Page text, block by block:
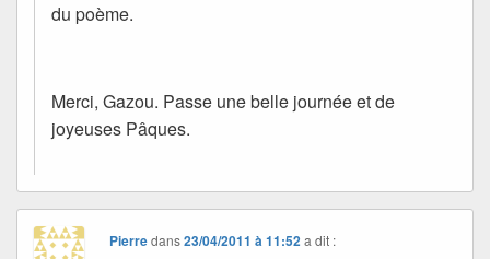
du poème.
Merci, Gazou. Passe une belle journée et de
joyeuses Pâques.
Pierredans23/04/2011 à 11:52 a dit :